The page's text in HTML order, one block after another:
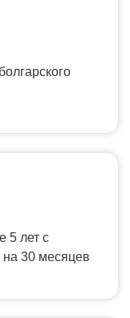
5 лет с
30 месяцев